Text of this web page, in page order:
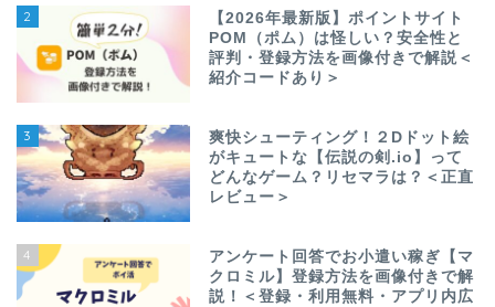
2
【2026年最新版】ポイントサイト
POM（ポム）は怪しい？安全性と
評判・登録方法を画像付きで解説＜
紹介コードあり＞
3
爽快シューティング！２Dドット絵
がキュートな【伝説の剣.io】って
どんなゲーム？リセマラは？＜正直
レビュー＞
4
アンケート回答でお小遣い稼ぎ【マ
クロミル】登録方法を画像付きで解
説！＜登録・利用無料・アプリ内広